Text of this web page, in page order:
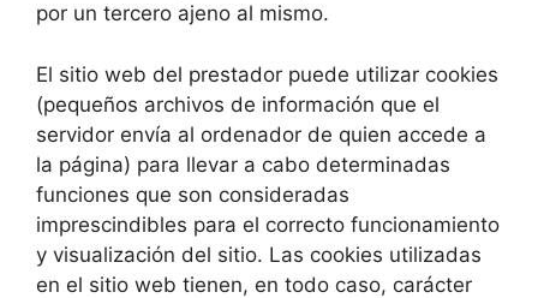
por un tercero ajeno al mismo.
El sitio web del prestador puede utilizar cookies
(pequeños archivos de información que el
servidor envía al ordenador de quien accede a
la página) para llevar a cabo determinadas
funciones que son consideradas
imprescindibles para el correcto funcionamiento
y visualización del sitio. Las cookies utilizadas
en el sitio web tienen, en todo caso, carácter